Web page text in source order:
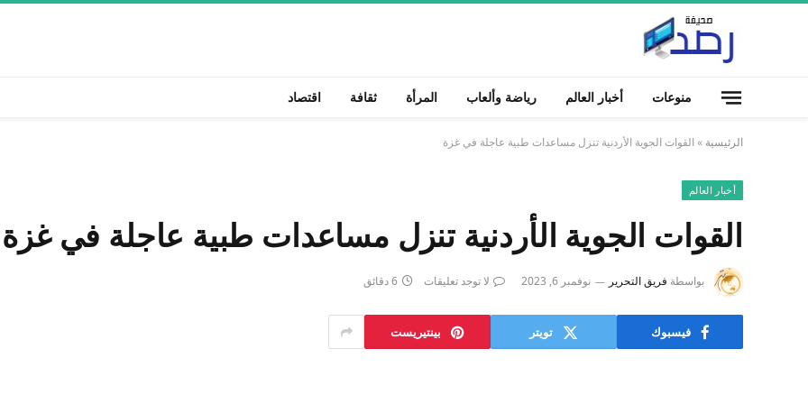
منوعات أخبار العالم رياضة وألعاب المرأة ثقافة اقتصاد
الرئيسية » القوات الجوية الأردنية تنزل مساعدات طبية عاجلة في غزة
أخبار العالم
القوات الجوية الأردنية تنزل مساعدات طبية عاجلة في غزة
بواسطة فريق التحرير نوفمبر 6, 2023 لا توجد تعليقات 6 دقائق
فيسبوك تويتر بينتيريست